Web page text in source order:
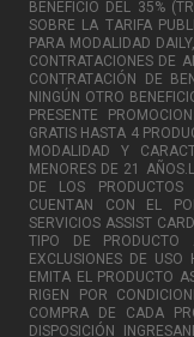
BENEFICIO DEL 35%
SOBRE LA TARIFA
PARA MODALIDAD
CONTRATACIONES DE
CONTRATACIÓN DE
NINGÚN OTRO
PRESENTE
GRATIS HASTA 4
MODALIDAD Y
MENORES DE 21
DE LOS
CUENTAN CON EL
SERVICIOS ASSIST
TIPO DE PRODUCTO
EXCLUSIONES DE
EMITA EL PRODUCTO
RIGEN POR
COMPRA DE CADA
DISPOSICIÓN